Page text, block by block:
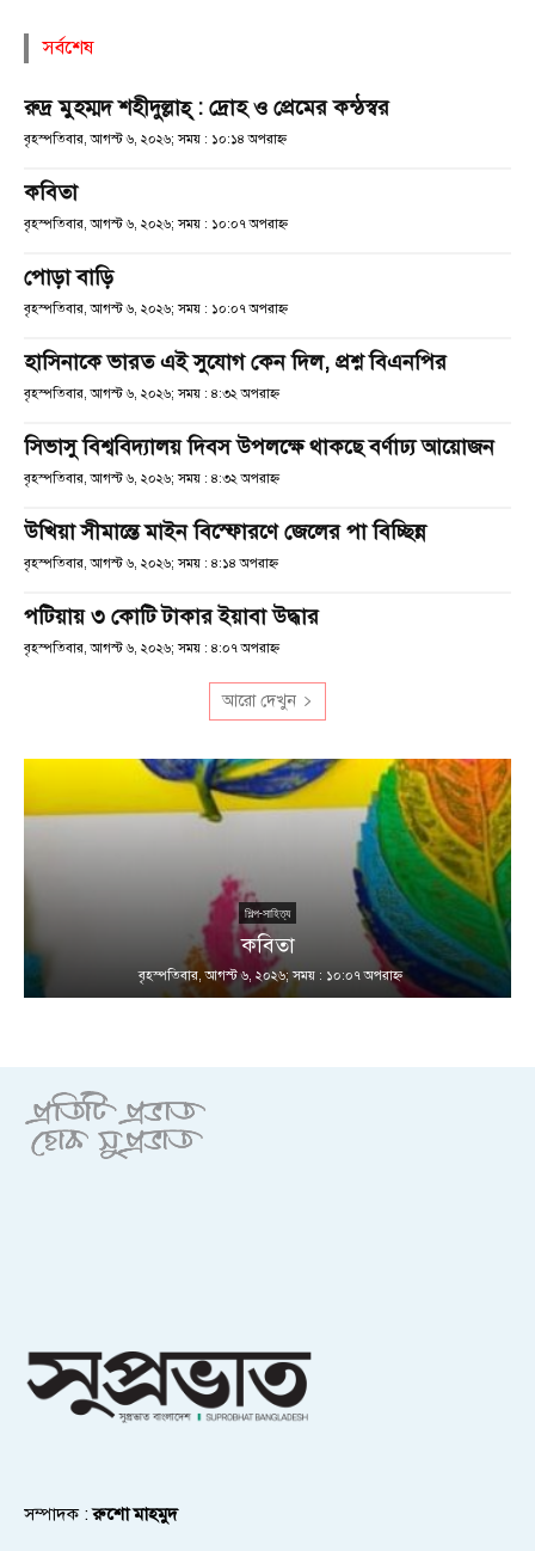
সর্বশেষ
রুদ্র মুহম্মদ শহীদুল্লাহ্ : দ্রোহ ও প্রেমের কন্ঠস্বর
বৃহস্পতিবার, আগস্ট ৬, ২০২৬; সময় : ১০:১৪ অপরাহ্ণ
কবিতা
বৃহস্পতিবার, আগস্ট ৬, ২০২৬; সময় : ১০:০৭ অপরাহ্ণ
পোড়া বাড়ি
বৃহস্পতিবার, আগস্ট ৬, ২০২৬; সময় : ১০:০৭ অপরাহ্ণ
হাসিনাকে ভারত এই সুযোগ কেন দিল, প্রশ্ন বিএনপির
বৃহস্পতিবার, আগস্ট ৬, ২০২৬; সময় : ৪:৩২ অপরাহ্ণ
সিভাসু বিশ্ববিদ্যালয় দিবস উপলক্ষে থাকছে বর্ণাঢ্য আয়োজন
বৃহস্পতিবার, আগস্ট ৬, ২০২৬; সময় : ৪:৩২ অপরাহ্ণ
উখিয়া সীমান্তে মাইন বিস্ফোরণে জেলের পা বিচ্ছিন্ন
বৃহস্পতিবার, আগস্ট ৬, ২০২৬; সময় : ৪:১৪ অপরাহ্ণ
পটিয়ায় ৩ কোটি টাকার ইয়াবা উদ্ধার
বৃহস্পতিবার, আগস্ট ৬, ২০২৬; সময় : ৪:০৭ অপরাহ্ণ
আরো দেখুন
শিল্প-সাহিত্য
কবিতা
বৃহস্পতিবার, আগস্ট ৬, ২০২৬; সময় : ১০:০৭ অপরাহ্ণ
সম্পাদক :রুশো মাহমুদ